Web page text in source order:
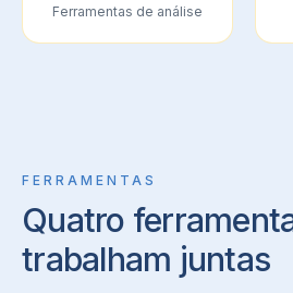
Ferramentas de análise
FERRAMENTAS
Quatro
trabalham juntas